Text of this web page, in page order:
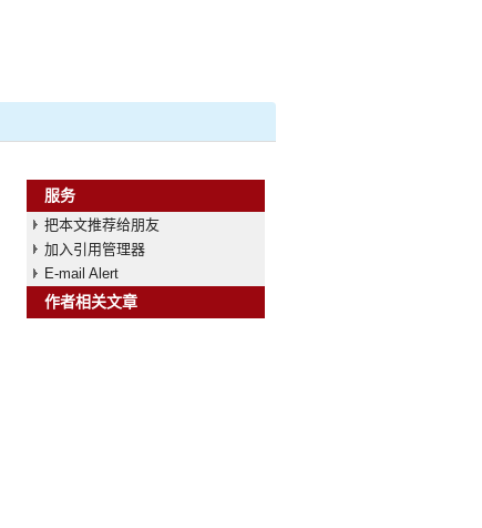
服务
把本文推荐给朋友
加入引用管理器
E-mail Alert
作者相关文章